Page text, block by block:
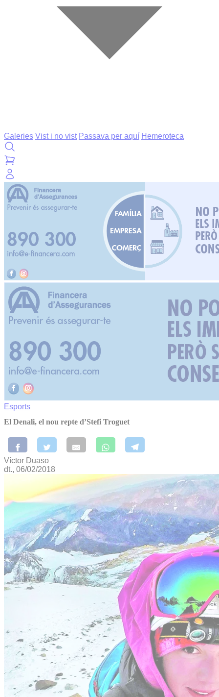
Galeries Vist i no vist Passava per aquí Hemeroteca
Esports
El Denali, el nou repte d’Stefi Troguet
Víctor Duaso
dt., 06/02/2018